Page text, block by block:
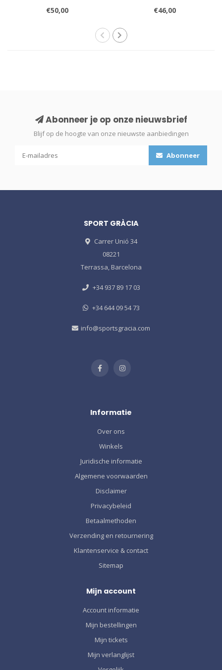
€50,00 €46,00
Abonneer je op onze nieuwsbrief
Blijf op de hoogte van onze nieuwste aanbiedingen
Abonneer
SPORT GRÀCIA
Carrer Unió 34
08221
Terrassa, Barcelona
+34 937 89 17 03
+34 644 09 54 73
info@sportsgracia.com
Informatie
Over ons
Winkels
Juridische informatie
Algemene voorwaarden
Disclaimer
Privacybeleid
Betaalmethoden
Verzending en retournering
Klantenservice & contact
Sitemap
Mijn account
Account informatie
Mijn bestellingen
Mijn tickets
Mijn verlanglijst